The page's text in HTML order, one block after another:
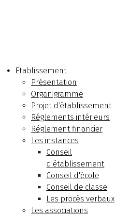
Etablissement
Présentation
Organigramme
Projet d'établissement
Réglements intérieurs
Réglement financier
Les instances
Conseil
d'établissement
Conseil d'école
Conseil de classe
Les procès verbaux
Les associations